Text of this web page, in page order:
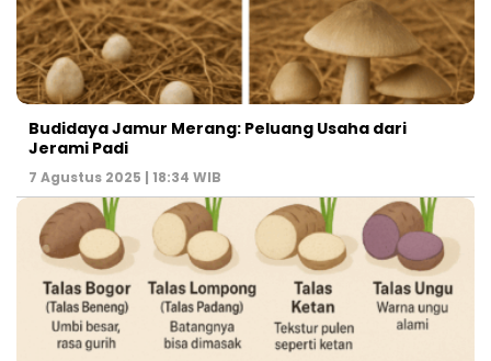
Budidaya Jamur Merang: Peluang Usaha dari
Jerami Padi
7 Agustus 2025 | 18:34 WIB